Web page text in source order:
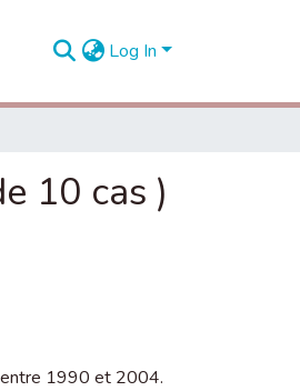
Log In
10 cas )
entre 1990 et 2004.